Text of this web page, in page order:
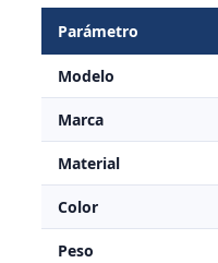
Parámetro
Modelo
Marca
Material
Color
Peso